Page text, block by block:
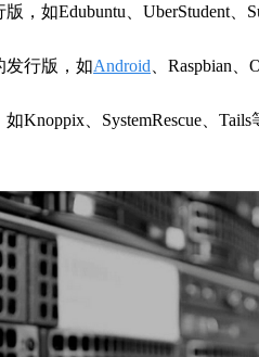
，如Edubuntu、UberStudent、
发行版，如Android 、Raspbian、
Knoppix、SystemRescue、Tails